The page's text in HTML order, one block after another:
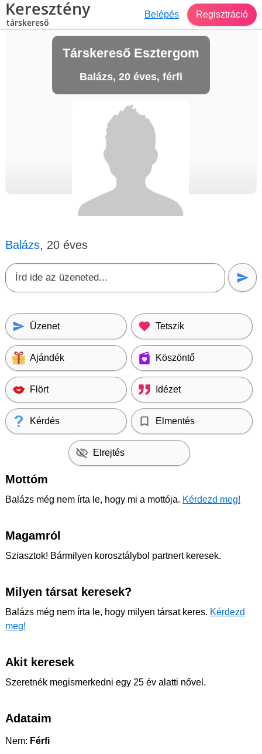
Keresztény
társkereső
Belépés Regisztráció
Társkereső Esztergom
Balázs, 20 éves, férfi
Balázs, 20 éves
Üzenet Tetszik
Ajándék Köszöntő
Flört Idézet
Kérdés Elmentés
Elrejtés
Mottóm
Balázs még nem írta le, hogy mi a mottója. Kérdezd meg!
Magamról
Sziasztok! Bármilyen korosztálybol partnert keresek.
Milyen társat keresek?
Balázs még nem írta le, hogy milyen társat keres. Kérdezd
meg!
Akit keresek
Szeretnék megismerkedni egy 25 év alatti nővel.
Adataim
Nem: Férfi